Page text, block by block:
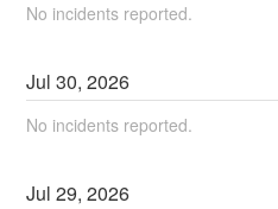
No incidents reported.
Jul30,2026
No incidents reported.
Jul29,2026